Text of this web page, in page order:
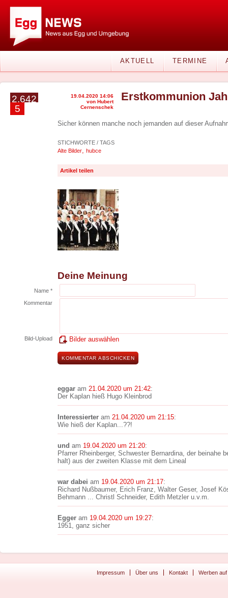
AKTUELL TERMINE
2.642
5
19.04.2020 14:06
von Hubert
Cernenschek
Erstkommunion
Sicher können manche noch jemanden auf dieser
STICHWORTE / TAGS
Alte Bilder, hubce
Artikel teilen
Deine Meinung
Name *
Kommentar
Bild-Upload Bilder auswählen
eggar am 21.04.2020 um 21:42:
Der Kaplan hieß Hugo Kleinbrod
Interessierter am 21.04.2020 um 21:15:
Wie hieß der Kaplan...??!
und am 19.04.2020 um 21:20:
Pfarrer Rheinberger, Schwester Bernardina, der beinahe
halt) aus der zweiten Klasse mit dem Lineal
war dabei am 19.04.2020 um 21:17:
Richard Nußbaumer, Erich Franz, Walter Geser, Josef
Behmann ... Christl Schneider, Edith Metzler u.v.m.
Egger am 19.04.2020 um 19:27:
1951, ganz sicher
Impressum Über uns Kontakt Werben